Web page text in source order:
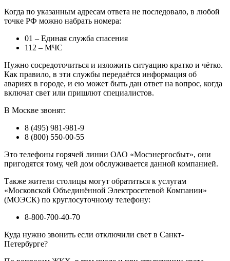
Когда по указанным адресам ответа не последовало, в любой
точке РФ можно набрать номера:
01 – Единая служба спасения
112 – МЧС
Нужно сосредоточиться и изложить ситуацию кратко и чётко.
Как правило, в эти службы передаётся информация об
авариях в городе, и ею может быть дан ответ на вопрос, когда
включат свет или пришлют специалистов.
В Москве звонят:
8 (495) 981-981-9
8 (800) 550-00-55
Это телефоны горячей линии ОАО «Мосэнергосбыт», они
пригодятся тому, чей дом обслуживается данной компанией.
Также жители столицы могут обратиться к услугам
«Московской Объединённой Электросетевой Компании»
(МОЭСК) по круглосуточному телефону:
8-800-700-40-70
Куда нужно звонить если отключили свет в Санкт-
Петербурге?